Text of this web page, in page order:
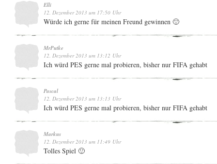
Elli
12. Dezember 2013 um 17:50 Uhr
Würde ich gerne für meinen Freund gewinnen 🙂
MrPutke
12. Dezember 2013 um 13:12 Uhr
Ich würd PES gerne mal probieren, bisher nur FIFA gehabt
Pascal
12. Dezember 2013 um 13:13 Uhr
Ich würd PES gerne mal probieren, bisher nur FIFA gehabt
Markus
12. Dezember 2013 um 11:49 Uhr
Tolles Spiel 🙂